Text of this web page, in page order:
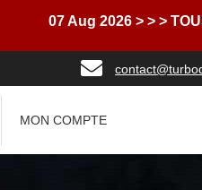
07 Aug 2026 > > > TOUS
MON COMPTE